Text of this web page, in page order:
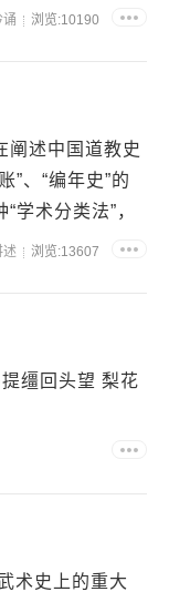
瑶琴，知音少，
诵 浏览:10190
阐述中国道教史
”、“编年史”的
学术分类法”，
突出表现在：源
述 浏览:13607
缰回头望 梨花
术史上的重大